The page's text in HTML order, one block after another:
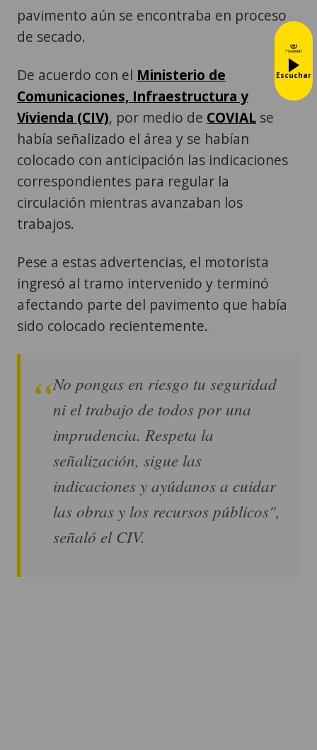
pavimento aún se encontraba en proceso
de secado.
De acuerdo con el Ministerio de
Comunicaciones, Infraestructura y
Vivienda (CIV), por medio de COVIAL se
había señalizado el área y se habían
colocado con anticipación las indicaciones
correspondientes para regular la
circulación mientras avanzaban los
trabajos.
Pese a estas advertencias, el motorista
ingresó al tramo intervenido y terminó
afectando parte del pavimento que había
sido colocado recientemente.
No pongas en riesgo tu seguridad
ni el trabajo de todos por una
imprudencia. Respeta la
señalización, sigue las
indicaciones y ayúdanos a cuidar
las obras y los recursos públicos",
señaló el CIV.
Escuchar